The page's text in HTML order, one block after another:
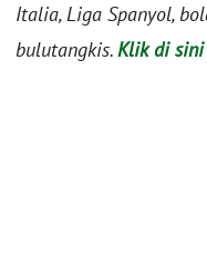
Italia, Liga Spanyol,
bulutangkis.Klik di sini